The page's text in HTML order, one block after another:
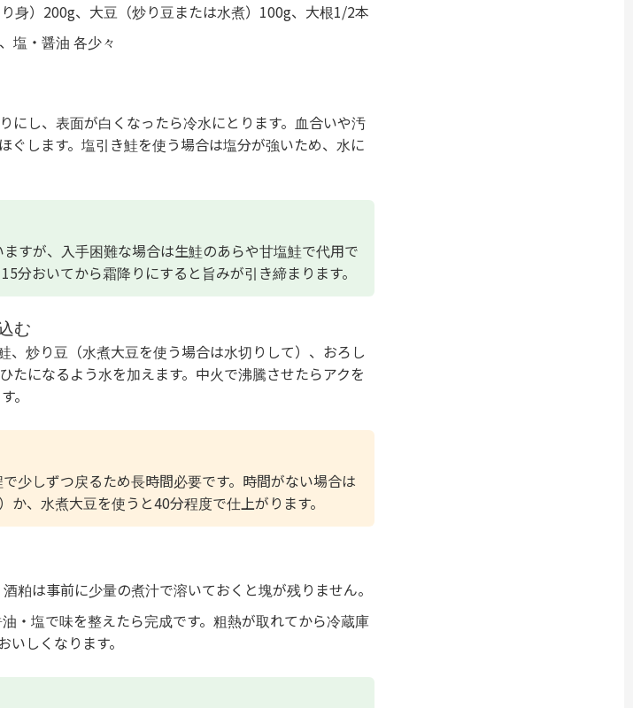
身）200g、大豆（炒り豆または水煮）100g、大根1/2本
塩・醤油 各少々
にし、表面が白くなったら冷水にとります。血合いや汚
ぐします。塩引き鮭を使う場合は塩分が強いため、水に
すが、入手困難な場合は生鮭のあらや甘塩鮭で代用で
分おいてから霜降りにすると旨みが引き締まります。
む
、炒り豆（水煮大豆を使う場合は水切りして）、おろし
たになるよう水を加えます。中火で沸騰させたらアクを
。
少しずつ戻るため長時間必要です。時間がない場合は
、水煮大豆を使うと40分程度で仕上がります。
粕は事前に少量の煮汁で溶いておくと塊が残りません。
・塩で味を整えたら完成です。粗熱が取れてから冷蔵庫
しくなります。